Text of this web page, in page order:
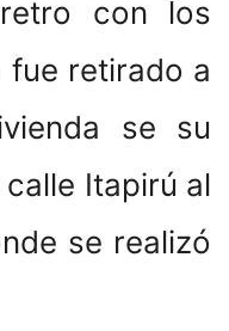
con los
fue retirado a
se su
Itapirú al
se realizó